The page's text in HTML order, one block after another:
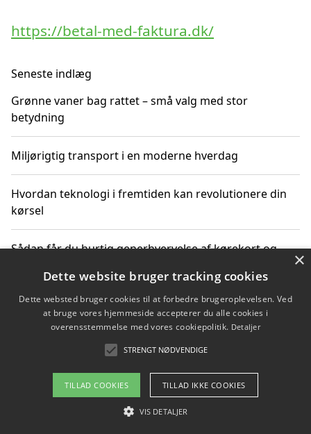
https://betal-med-faktura.dk/
Seneste indlæg
Grønne vaner bag rattet – små valg med stor
betydning
Miljørigtig transport i en moderne hverdag
Hvordan teknologi i fremtiden kan revolutionere din
kørsel
Sådan får du hurtig generhvervelse af kørekort og
Sådan lærer du miljørigtig kørsel hos en køreskole i
Gentofte
Copyright 2026 - Pilanto Aps
Om / kontakt
×
Dette website bruger tracking cookies
Dette websted bruger cookies til at forbedre brugeroplevelsen. Ved
at bruge vores hjemmeside accepterer du alle cookies i
overensstemmelse med vores cookiepolitik. Detaljer
STRENGT NØDVENDIGE
TILLAD COOKIES TILLAD IKKE COOKIES
VIS DETALJER